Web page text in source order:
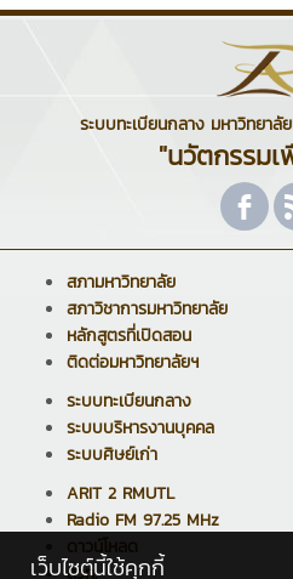
ระบบทะเบียนกลาง มหาวิทยาลั
"นวัตกรรม
สภามหาวิทยาลัย
สภาวิชาการมหาวิทยาลัย
หลักสูตรที่เปิดสอน
ติดต่อมหาวิทยาลัยฯ
ระบบทะเบียนกลาง
ระบบบริหารงานบุคคล
ระบบศิษย์เก่า
ARIT 2 RMUTL
Radio FM 97.25 MHz
ดาวน์โหลด
สวท.
เว็บไซต์นี้ใช้คุกกี้